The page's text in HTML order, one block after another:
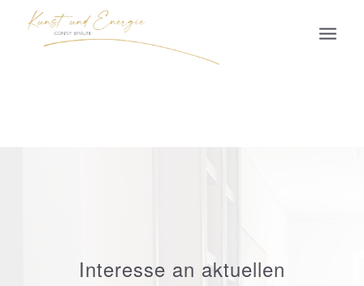
Interesse an aktuellen